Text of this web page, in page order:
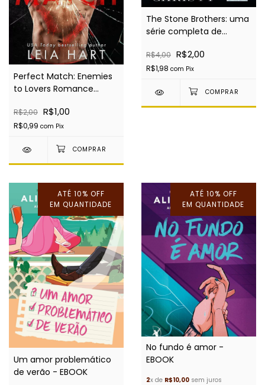
Perfect Match: Enemies
to Lovers Romance
EBOOK
R$2,00 R$1,00
R$0,99 com Pix
The Stone Brothers: uma
série completa de
livros) - EBOOK
R$4,00 R$2,00
R$1,98 com Pix
ATÉ 10% OFF
EM QUANTIDADE
Um amor problemático
de verão - EBOOK
ATÉ 10% OFF
EM QUANTIDADE
No fundo é amor -
EBOOK
2x de R$10,00 sem juros